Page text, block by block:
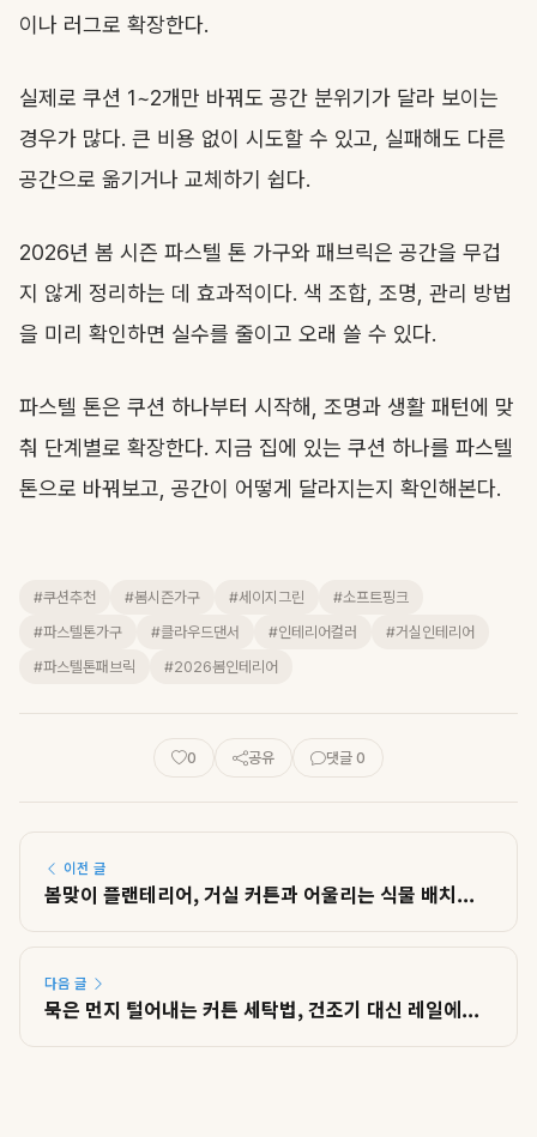
이나 러그로 확장한다.
실제로 쿠션 1~2개만 바꿔도 공간 분위기가 달라 보이는
경우가 많다. 큰 비용 없이 시도할 수 있고, 실패해도 다른
공간으로 옮기거나 교체하기 쉽다.
2026년 봄 시즌 파스텔 톤 가구와 패브릭은 공간을 무겁
지 않게 정리하는 데 효과적이다. 색 조합, 조명, 관리 방법
을 미리 확인하면 실수를 줄이고 오래 쓸 수 있다.
파스텔 톤은 쿠션 하나부터 시작해, 조명과 생활 패턴에 맞
춰 단계별로 확장한다. 지금 집에 있는 쿠션 하나를 파스텔
톤으로 바꿔보고, 공간이 어떻게 달라지는지 확인해본다.
#쿠션추천 #봄시즌가구 #세이지그린
#소프트핑크
#파스텔톤가구
#클라우드댄서 #인테리어컬러
#거실인테리어
#파스텔톤패브릭
#2026봄인테리어
0 공유 댓글 0
이전 글
봄맞이 플랜테리어, 거실 커튼과 어울리는 식물 배치...
다음 글
묵은 먼지 털어내는 커튼 세탁법, 건조기 대신 레일에...